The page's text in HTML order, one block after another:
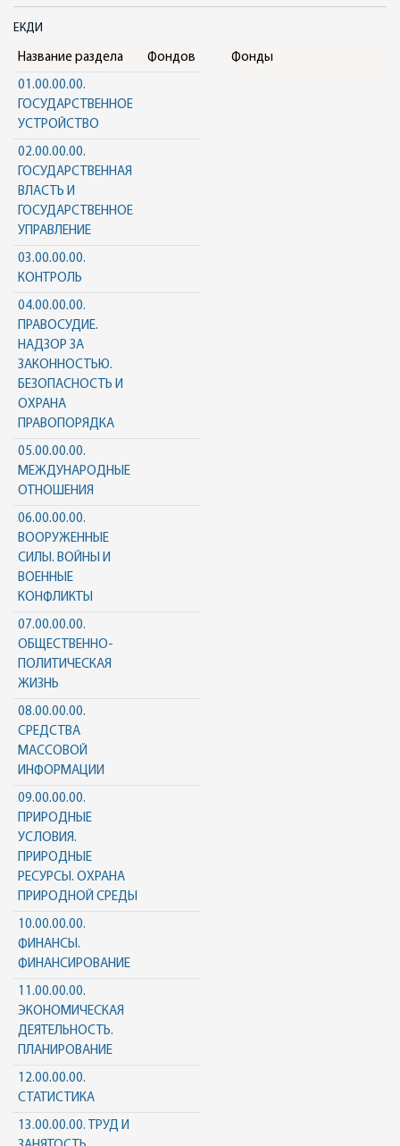
ЕКДИ
Название раздела Фондов
01.00.00.00.
ГОСУДАРСТВЕННОЕ
УСТРОЙСТВО
02.00.00.00.
ГОСУДАРСТВЕННАЯ
ВЛАСТЬ И
ГОСУДАРСТВЕННОЕ
УПРАВЛЕНИЕ
03.00.00.00.
КОНТРОЛЬ
04.00.00.00.
ПРАВОСУДИЕ.
НАДЗОР ЗА
ЗАКОННОСТЬЮ.
БЕЗОПАСНОСТЬ И
ОХРАНА
ПРАВОПОРЯДКА
05.00.00.00.
МЕЖДУНАРОДНЫЕ
ОТНОШЕНИЯ
06.00.00.00.
ВООРУЖЕННЫЕ
СИЛЫ. ВОЙНЫ И
ВОЕННЫЕ
КОНФЛИКТЫ
07.00.00.00.
ОБЩЕСТВЕННО-
ПОЛИТИЧЕСКАЯ
ЖИЗНЬ
08.00.00.00.
СРЕДСТВА
МАССОВОЙ
ИНФОРМАЦИИ
09.00.00.00.
ПРИРОДНЫЕ
УСЛОВИЯ.
ПРИРОДНЫЕ
РЕСУРСЫ. ОХРАНА
ПРИРОДНОЙ СРЕДЫ
10.00.00.00.
ФИНАНСЫ.
ФИНАНСИРОВАНИЕ
11.00.00.00.
ЭКОНОМИЧЕСКАЯ
ДЕЯТЕЛЬНОСТЬ.
ПЛАНИРОВАНИЕ
12.00.00.00.
СТАТИСТИКА
13.00.00.00. ТРУД И
Фонды